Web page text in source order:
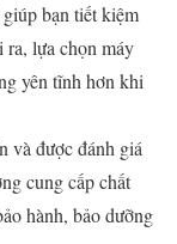
bạn tiết kiệm
lựa chọn máy
yên tĩnh hơn khi
và được đánh giá
cung cấp chất
hành, bảo dưỡng